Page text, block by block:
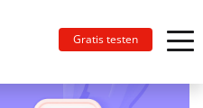
Gratis testen